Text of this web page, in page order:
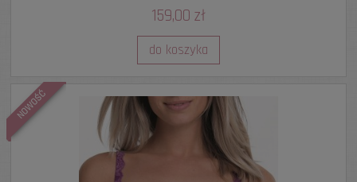
159,00 zł
do koszyka
NOWOŚĆ